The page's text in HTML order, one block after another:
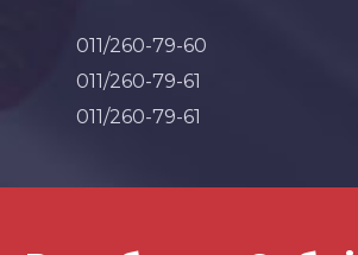
011/260-79-60
011/260-79-61
011/260-79-61